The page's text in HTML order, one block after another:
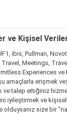
ve Kişisel
ibis, Pullman,
Meetings,
Experiences
amaçlarla erişmek
ve talep ettiğiniz
iyileştirmek ve
olduysanız size bir